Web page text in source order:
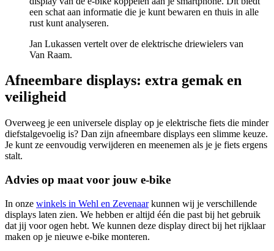
een schat aan informatie die je kunt bewaren en thuis in alle
rust kunt analyseren.
Jan Lukassen vertelt over de elektrische driewielers van
Van Raam.
Afneembare displays: extra gemak en
veiligheid
Overweeg je een universele display op je elektrische fiets die minder
diefstalgevoelig is? Dan zijn afneembare displays een slimme keuze.
Je kunt ze eenvoudig verwijderen en meenemen als je je fiets ergens
stalt.
Advies op maat voor jouw e-bike
In onze winkels in Wehl en Zevenaarkunnen wij je verschillende
displays laten zien. We hebben er altijd één die past bij het gebruik
dat jij voor ogen hebt. We kunnen deze display direct bij het rijklaar
maken op je nieuwe e-bike monteren.